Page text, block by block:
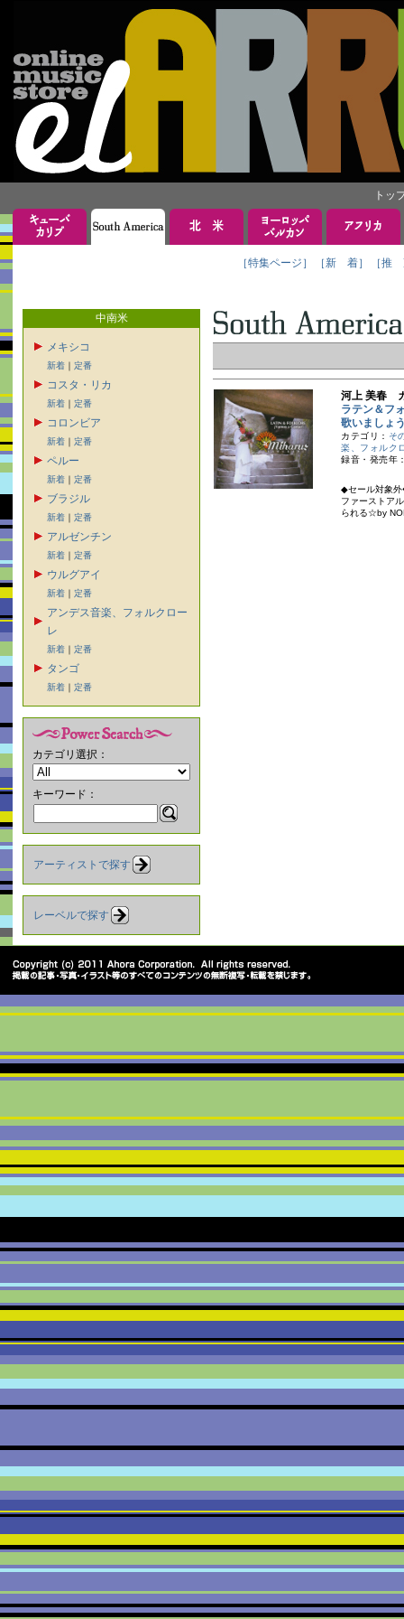
トッ
［特集ページ］ ［新 着］ ［推
中南米
メキシコ
新着 ｜ 定番
コスタ・リカ
新着 ｜ 定番
コロンビア
新着 ｜ 定番
ペルー
新着 ｜ 定番
ブラジル
新着 ｜ 定番
アルゼンチン
新着 ｜ 定番
ウルグアイ
新着 ｜ 定番
アンデス音楽、フォルクロー
レ
新着 ｜ 定番
タンゴ
新着 ｜ 定番
カテゴリ選択：
キーワード：
アーティストで探す
レーベルで探す
河上 美春
ラテン＆フ
歌いましょ
カテゴリ： そ
楽、フォルク
録音・発売年
◆セール対象
ファーストア
られる☆by